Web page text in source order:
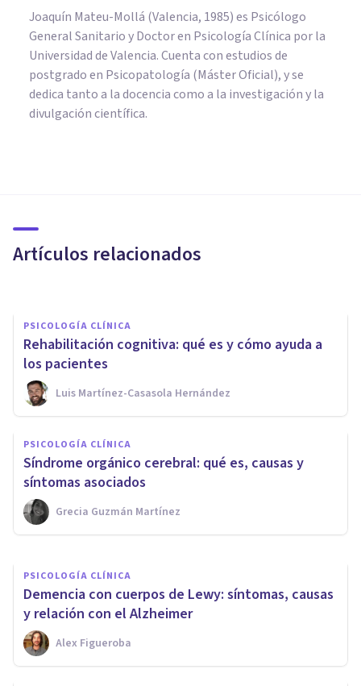
Joaquín Mateu-Mollá (Valencia, 1985) es Psicólogo
General Sanitario y Doctor en Psicología Clínica por la
Universidad de Valencia. Cuenta con estudios de
postgrado en Psicopatología (Máster Oficial), y se
dedica tanto a la docencia como a la investigación y la
divulgación científica.
Artículos relacionados
cognición
PSICOLOGÍA CLÍNICA
Rehabilitación cognitiva: qué es y cómo ayuda a
los pacientes
Luis Martínez-Casasola Hernández
PSICOLOGÍA CLÍNICA
Síndrome orgánico cerebral: qué es, causas y
síntomas asociados
Grecia Guzmán Martínez
Enfermedad de Batten:
síntomas, causas y tratamiento
Isabel Rovira Salvador
PSICOLOGÍA CLÍNICA
Demencia con cuerpos de Lewy: síntomas, causas
y relación con el Alzheimer
Alex Figueroba